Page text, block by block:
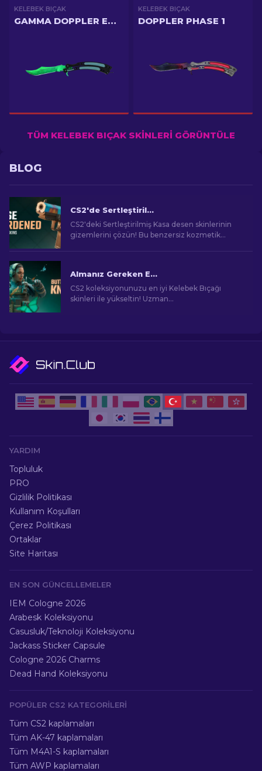
KELEBEK BIÇAK
GAMMA DOPPLER EMERALD
KELEBEK BIÇAK
DOPPLER PHASE 1
TÜM KELEBEK BIÇAK SKINLERI GÖRÜNTÜLE
BLOG
CS2'de Sertleştirilmiş Kasa Desen Skinleri: Tam Rehber [2026]
CS2'deki Sertleştirilmiş Kasa desen skinlerinin
gizemlerini çözün! Bu benzersiz kozmetik
Almanız Gereken En İyi CS2 Kelebek Bıçağı Skinleri [2026]
CS2 koleksiyonunuzu en iyi Kelebek Bıçağı
skinleri ile yükseltin! Uzman
YARDIM
Topluluk
PRO
Gizlilik Politikası
Kullanım Koşulları
Çerez Politikası
Ortaklar
Site Haritası
EN SON GÜNCELLEMELER
IEM Cologne 2026
Arabesk Koleksiyonu
Casusluk/Teknoloji Koleksiyonu
Jackass Sticker Capsule
Cologne 2026 Charms
Dead Hand Koleksiyonu
POPÜLER CS2 KATEGORILERI
Tüm CS2 kaplamaları
Tüm AK-47 kaplamaları
Tüm M4A1-S kaplamaları
Tüm AWP kaplamaları